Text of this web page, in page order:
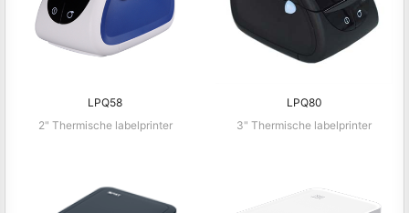
LPQ58
2" Thermische labelprinter
LPQ80
3" Thermische labelprinter